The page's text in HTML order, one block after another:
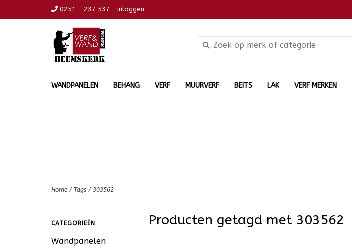
0251 - 237 537 Inloggen
WANDPANELEN BEHANG VERF MUURVERF BEITS LAK VERF MERKEN
Home / Tags / 303562
CATEGORIEËN
Wandpanelen
Producten getagd met 303562